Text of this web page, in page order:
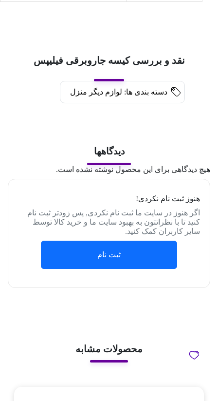
نقد و بررسی کیسه جاروبرقی فیلیپس
دسته بندی ها: لوازم دیگر منزل
دیدگاهها
هیچ دیدگاهی برای این محصول نوشته نشده است.
هنوز ثبت نام نکردی!
اگر هنوز در سایت ما ثبت نام نکردی, پس زودتر ثبت نام
کنید تا با نظراتتون به بهبود سایت ما و خرید کالا توسط
سایر کاربران کمک کنید.
ثبت نام
محصولات مشابه